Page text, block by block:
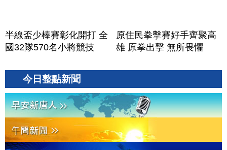
半線盃少棒賽彰化開打 全
國32隊570名小將競技
原住民拳擊賽好手齊聚高
雄 原拳出擊 無所畏懼
今日整點新聞